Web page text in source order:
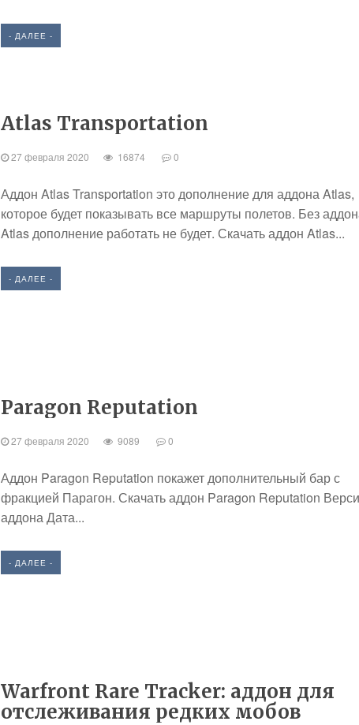
- ДАЛЕЕ -
Atlas Transportation
27 февраля 2020 16874 0
Аддон Atlas Transportation это дополнение для аддона Atlas,
которое будет показывать все маршруты полетов. Без
Atlas дополнение работать не будет. Скачать аддон Atlas...
- ДАЛЕЕ -
Paragon Reputation
27 февраля 2020 9089 0
Аддон Paragon Reputation покажет дополнительный бар с
фракцией Парагон. Скачать аддон Paragon Reputation
аддона Дата...
- ДАЛЕЕ -
Warfront Rare Tracker: аддон для
отслеживания редких мобов